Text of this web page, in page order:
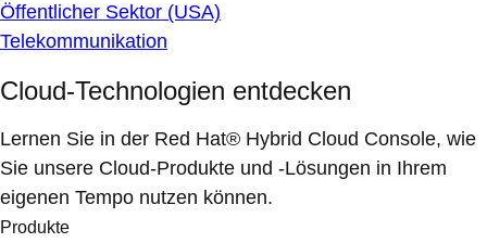
Öffentlicher Sektor (USA)
Telekommunikation
Cloud-Technologien entdecken
Lernen Sie in der Red Hat® Hybrid Cloud Console, wie
Sie unsere Cloud-Produkte und -Lösungen in Ihrem
eigenen Tempo nutzen können.
Produkte